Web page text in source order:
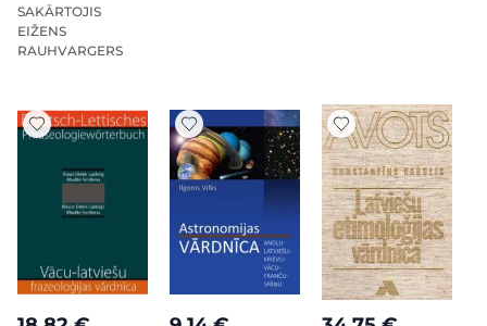
SAKĀRTOJIS
EIŽENS
RAUHVARGERS